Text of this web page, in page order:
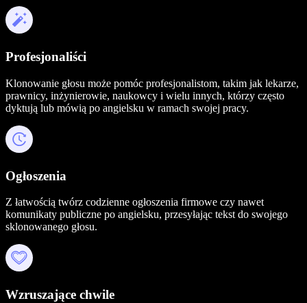
Profesjonaliści
Klonowanie głosu może pomóc profesjonalistom, takim jak lekarze,
prawnicy, inżynierowie, naukowcy i wielu innych, którzy często
dyktują lub mówią po angielsku w ramach swojej pracy.
Ogłoszenia
Z łatwością twórz codzienne ogłoszenia firmowe czy nawet
komunikaty publiczne po angielsku, przesyłając tekst do swojego
sklonowanego głosu.
Wzruszające chwile